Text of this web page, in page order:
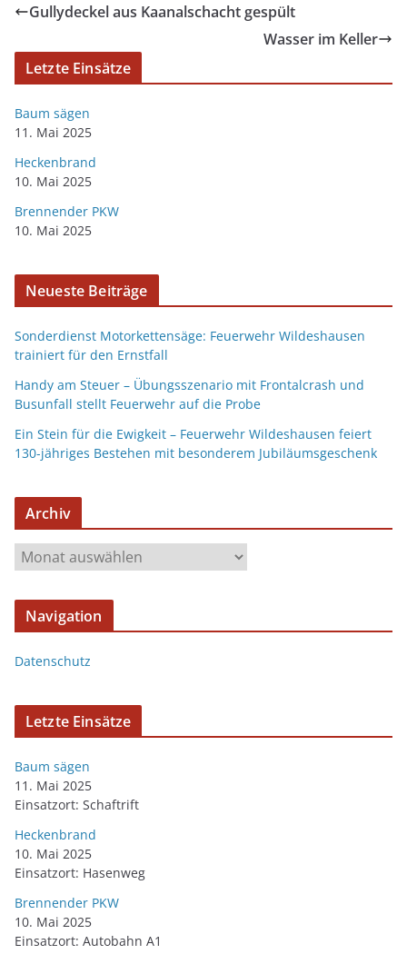
Gullydeckel aus Kaanalschacht gespült
Wasser im Keller
Letzte Einsätze
Baum sägen
11. Mai 2025
Heckenbrand
10. Mai 2025
Brennender PKW
10. Mai 2025
Neueste Beiträge
Sonderdienst Motorkettensäge: Feuerwehr Wildeshausen
trainiert für den Ernstfall
Handy am Steuer – Übungsszenario mit Frontalcrash und
Busunfall stellt Feuerwehr auf die Probe
Ein Stein für die Ewigkeit – Feuerwehr Wildeshausen feiert
130-jähriges Bestehen mit besonderem Jubiläumsgeschenk
Archiv
Navigation
Datenschutz
Letzte Einsätze
Baum sägen
11. Mai 2025
Einsatzort: Schaftrift
Heckenbrand
10. Mai 2025
Einsatzort: Hasenweg
Brennender PKW
10. Mai 2025
Einsatzort: Autobahn A1